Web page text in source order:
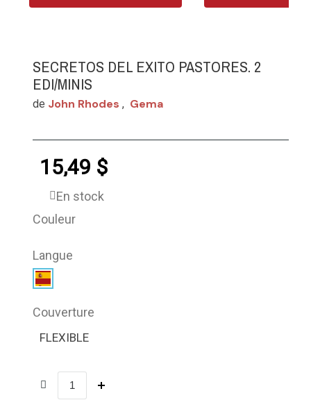
SECRETOS DEL EXITO PASTORES. 2
EDI/MINIS
de John Rhodes , Gema
15,49 $
En stock
Couleur
Langue
Couverture
FLEXIBLE